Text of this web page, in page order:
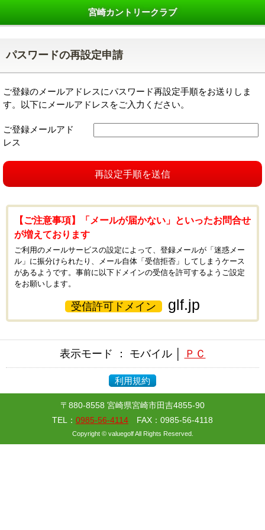
宮崎カントリークラブ
パスワードの再設定申請
ご登録のメールアドレスにパスワード再設定手順をお送りしま
す。以下にメールアドレスをご入力ください。
ご登録メールアド
レス
再設定手順を送信
【ご注意事項】「メールが届かない」といったお問合せ
が増えております
ご利用のメールサービスの設定によって、登録メールが「迷惑メー
ル」に振分けられたり、メール自体「受信拒否」してしまうケース
があるようです。事前に以下ドメインの受信を許可するようご設定
をお願いします。
受信許可ドメイン glf.jp
表示モード ： モバイル │ ＰＣ
利用規約
〒880-8558 宮崎県宮崎市田吉4855-90
TEL： 0985-56-4114 FAX：0985-56-4118
Copyright © valuegolf All Rights Reserved.